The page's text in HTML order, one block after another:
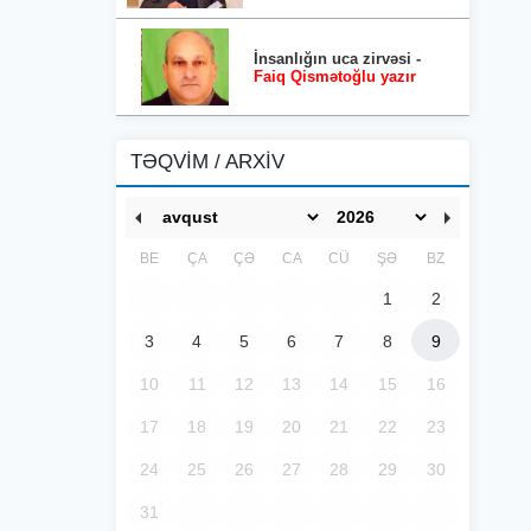
İnsanlığın uca zirvəsi -
Faiq Qismətoğlu yazır
TƏQVİM / ARXİV
BE ÇA ÇƏ CA CÜ ŞƏ BZ
1 2
3 4 5 6 7 8 9
10 11 12 13 14 15 16
17 18 19 20 21 22 23
24 25 26 27 28 29 30
31